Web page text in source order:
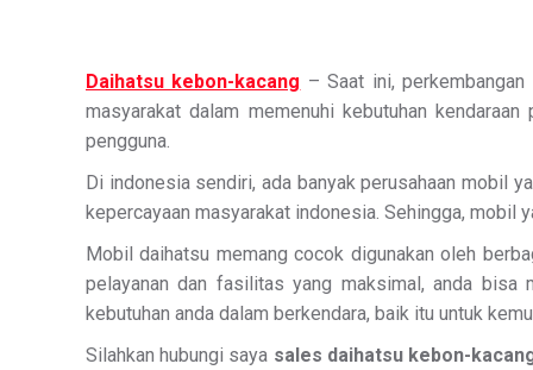
Daihatsu kebon-kacang – Saat ini,
masyarakat dalam memenuhi kebutuhan
pengguna.
Di indonesia sendiri, ada banyak perusahaan mobil
kepercayaan masyarakat indonesia. Sehingga, mobil
Mobil daihatsu memang cocok digunakan oleh
pelayanan dan fasilitas yang maksimal, anda
kebutuhan anda dalam berkendara, baik itu untuk
Silahkan hubungi saya sales daihatsu kebon-